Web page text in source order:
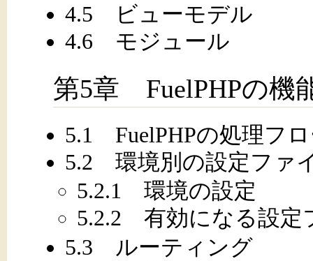
4.5 ビューモデル
4.6 モジュール
第5章 FuelPHPの機
5.1 FuelPHPの処理フ
5.2 環境別の設定ファ
5.2.1 環境の設定
5.2.2 有効になる設定
5.3 ルーティング